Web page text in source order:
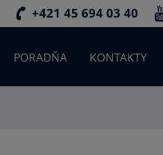
+421 45 694 03 40
PORADŇA KONTAKTY